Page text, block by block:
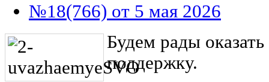
№18(766) от 5 мая 2026
Будем рады
поддержку.